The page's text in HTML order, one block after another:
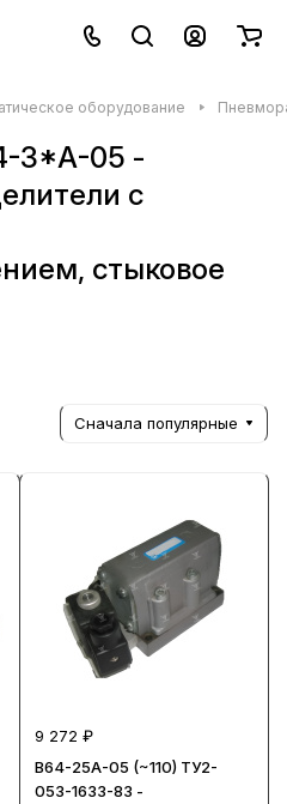
оборудование
3*А-05 -
с
стыковое
Сначала популярные
9 272 ₽
В64-25А-05 (~110) ТУ2-
053-1633-83 -